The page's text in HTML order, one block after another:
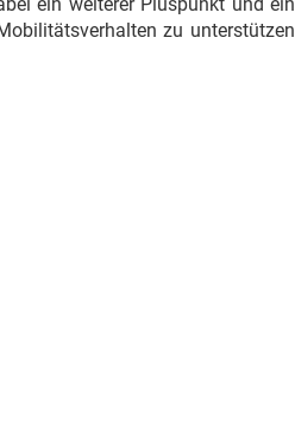
zu unterstützen